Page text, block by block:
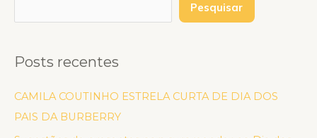
Pesquisar
Posts recentes
CAMILA COUTINHO ESTRELA CURTA DE DIA DOS
PAIS DA BURBERRY